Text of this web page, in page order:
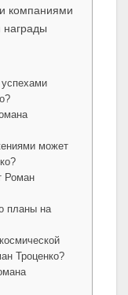
компаниями
может
Роман
планы на
Троценко?